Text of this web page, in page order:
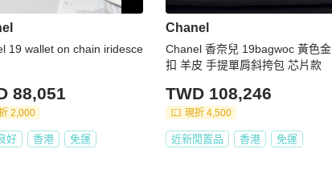
19 wallet on chain iridesce
88,051
2,000
好 香港 免運
Chanel
Chanel 香奈兒 19bagwoc 黃色金
扣 羊皮 手提單肩斜挎包 芯片款
TWD 108,246
現折 4,500
近新閒置品 香港 免運